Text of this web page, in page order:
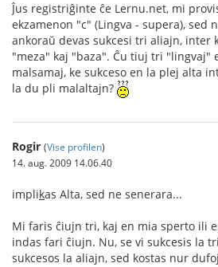
Ĵus registriĝinte ĉe Lernu.net, mi
ekzamenon "c" (Lingva - supera), sed
ankoraŭ devas sukcesi tri aliajn, inter
"meza" kaj "baza". Ĉu tiuj tri "lingvaj"
malsamaj, ke sukceso en la plej alta
la du pli malaltajn?
Rogir (Vise profilen)
14. aug. 2009 14.06.40
implikas Alta, sed ne senerara...
Mi faris ĉiujn tri, kaj en mia sperto ili
indas fari ĉiujn. Nu, se vi sukcesis la
sukcesos la aliajn, sed kostas nur